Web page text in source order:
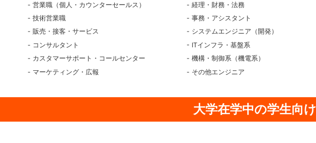
営業職（個人・カウンターセールス）
技術営業職
販売・接客・サービス
コンサルタント
カスタマーサポート・コールセンター
マーケティング・広報
経理・財務・法務
事務・アシスタント
システムエンジニア（開発）
ITインフラ・基盤系
機構・制御系（機電系）
その他エンジニア
大学在学中の学生向け